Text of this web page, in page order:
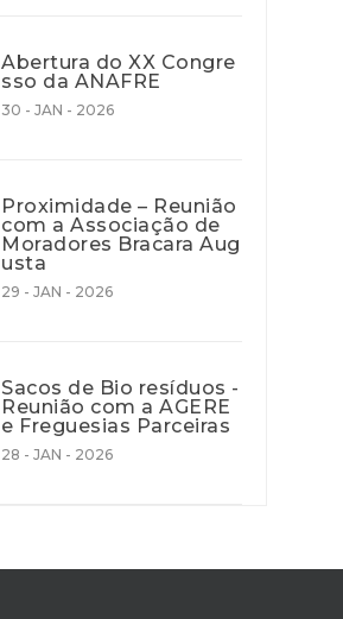
Abertura do XX Congre
sso da ANAFRE
30 - JAN - 2026
Proximidade – Reunião
com a Associação de
Moradores Bracara Aug
usta
29 - JAN - 2026
Sacos de Bio resíduos -
Reunião com a AGERE
e Freguesias Parceiras
28 - JAN - 2026